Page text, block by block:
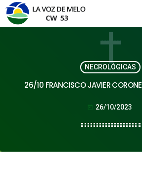
NECROLÓGICAS
26/10 FRANCISCO JAVIER
today 26/10/2023